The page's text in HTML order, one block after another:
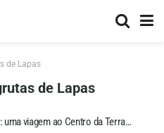
de Lapas
de Lapas
uma viagem ao Centro da Terra…